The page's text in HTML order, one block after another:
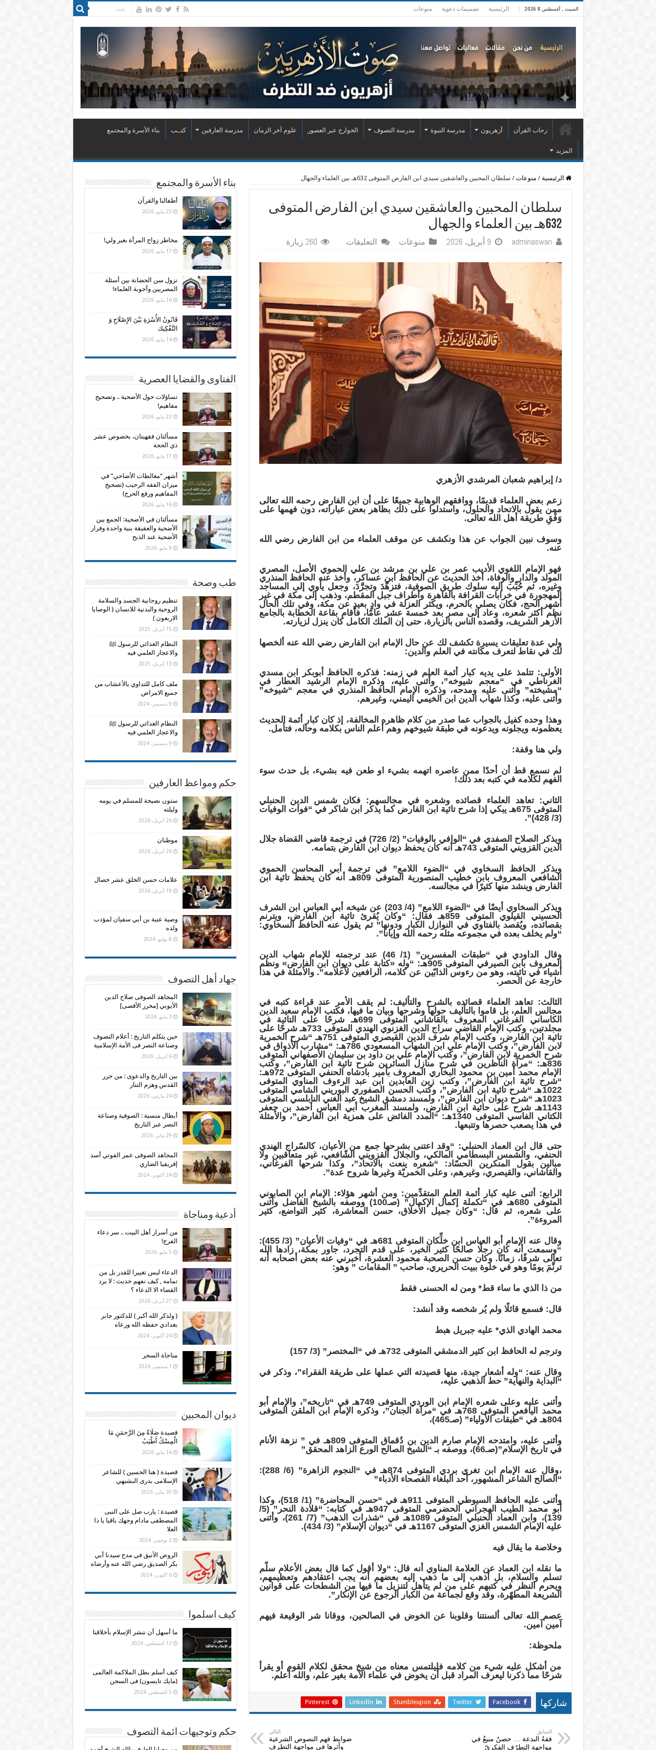
السبت , أغسطس 8 2026 الرئيسية تصميمات دعوية منوعات
رحاب القرآن أزهريون مدرسة النبوة مدرسة التصوف الخوارج عبر العصور علوم آخر الزمان مدرسة العارفين كتــب بناء الأسرة والمجتمع
المزيد
الرئيسية / منوعات / سلطان المحبين والعاشقين سيدي ابن الفارض المتوفى 632هـ بين العلماء والجهال
سلطان المحبين والعاشقين سيدي ابن الفارض المتوفى
632هـ بين العلماء والجهال
adminaswan 9 أبريل، 2026 منوعات التعليقات
المحبين
الفارض
المتوفى
632هـ
بين
العلماء
والجهال
مغلقة
260 زيارة
د/ إبراهيم شعبان المرشدي الأزهري
زعم بعض العلماء قديمًا، ووافقهم الوهابية جميعًا على أن ابن الفارض رحمه الله تعالى
ممن يقول بالاتحاد والحلول، واستدلوا على ذلك بظاهر بعض عباراته، دون فهمها على
وَفْقِ طريقة أهل الله تعالى.
وسوف نبين الجواب عن هذا ونكشف عن موقف العلماء من ابن الفارض رضي الله
عنه.
فهو الإمام اللغوي الأديب عمر بن علي بن مرشد بن علي الحموي الأصل، المصري
المولد والدار والوفاة، أخذ الحديث عن الحافظ ابن عساكر، وأخذ عنه الحافظ المنذري
وغيره، ثم حُبِّبَ إليه سلوك طريق الصوفية، فتزهَّدَ وتجرَّدَ، وجعل يأوي إلى المساجد
المهجورة في خرابات القرافة بالقاهرة وأطراف جبل المقطم، وذهب إلى مكة في غير
أشهر الحج، فكان يصلي بالحرم، ويكثر العزلة في وادٍ بعيدٍ عن مكة، وفي تلك الحال
نظم أكثر شعره، وعاد إلى مصر بعد خمسة عشر عامًا، فأقام بقاعة الخطابة بالجامع
الأزهر الشريف، وقصده الناس بالزيارة، حتى إن الملك الكامل كان ينزل لزيارته.
ولي عدة تعليقات يسيرة تكشف لك عن حال الإمام ابن الفارض رضي الله عنه ألخصها
لك في نقاط لتعرف مكانته في العلم والدين:
الأولى: تتلمذ على يديه كبار أئمة العلم في زمنه: فذكره الحافظ أبوبكر ابن مسدي
الغرناطي في “معجم شيوخه”، وأثنى عليه، وذكره الإمام الرشيد العطار في
“مشيخته” وأثنى عليه ومدحه، وذكره الإمام الحافظ المنذري في معجم “شيوخه”
وأثنى عليه، وكذا شهاب الدين ابن الخيمي اليمني، وغيرهم.
وهذا وحده كفيل بالجواب عما صدر من كلام ظاهره المخالفة، إذ كان كبار أئمة الحديث
يعظمونه ويجلونه ويدعونه في طبقة شيوخهم وهم أعلم الناس بكلامه وحاله، فتأمل.
ولي هنا وقفة:
لم نسمع قط أن أحدًا ممن عاصره اتهمه بشيء او طعن فيه بشيء، بل حدث سوء
الفهم لكلامه في كتبه بعد ذلك!
الثاني: تعاهد العلماء قصائده وشعره في مجالسهم: فكان شمس الدين الحنبلي
المتوفى 675هـ يبكي إذا شرح تائية ابن الفارض كما يذكر ابن شاكر في “فوات الوفيات
(3/ 428)”.
ويذكر الصلاح الصفدي في “الوافي بالوفيات” (2/ 726) في ترجمة قاضي القضاة جلال
الدين القزويني المتوفى 743هـ أنه كان يحفظ ديوان ابن الفارض بتمامه.
ويذكر الحافظ السخاوي في “الضوء اللامع” في ترجمة أبي المحاسن الحموي
الشافعي المعروف بابن خطيب المنصورية المتوفى 809هـ أنه كان يحفظ تائية ابن
الفارض وينشد منها كثيرًا في مجالسه.
ويذكر السخاوي أيضًا في “الضوء اللامع” (4/ 203) عن شيخه أبي العباس ابن الشرف
الحسيني القيلوي المتوفى 859هـ فقال: “وكان يُقرئ تائية ابن الفارض، ويترنم
بقصائده، ويُقصد بالفتاوي في النوازل الكبار ودونها” ثم يقول عنه الحافظ السخاوي:
“ولم يخلف بعده في مجموعه مثله رحمه الله وإيانا”.
وقال الداودي في “طبقات المفسرين” (1/ 46) عند ترجمته للإمام شهاب الدين
المعروف بابن الصيرفي المتوفى 905هـ: “وله «كتابة على ديوان ابن الفارض» ونظم
أشياء في تائيته، وهو من رءوس الذابّين عن كلامه، الرافعين لأعلامه”. والأمثلة في هذا
خارجة عن الحصر.
الثالث: تعاهد العلماء قصائده بالشرح والتأليف: لم يقف الأمر عند قراءة كتبه في
مجالس العلم، بل قاموا بالتأليف حولها وشرحها وبيان ما فيها، فكتب الإمام سعيد الدين
الكاساني الفرغاني المعروف بالقاشاني المتوفى 699هـ شرحًا على التائية في
مجلدتين، وكتب الإمام القاضي سراج الدين الغزنوي الهندي المتوفى 733هـ شرحًا على
تائية ابن الفارض، وكتب الإمام شرف الدين القيصري المتوفى 751هـ “شرح الخمرية
لابن الفارض”، وكتب الإمام علي ابن الشهاب المسعودي 786هـ: “مشارب الأذواق في
شرح الخمرية لابن الفارض”، وكتب الإمام علي بن داود بن سليمان الأصفهاني المتوفى
836هـ: “مرآة الناظرين في شرح منازل السائرين شرح تائية ابن الفارض”، وكتب
الإمام محمد أمين بن محمود البخاري المعروف بأمير بادشاه الحنفي المتوفى 972هـ:
“شرح تائية ابن الفارض”، وكتب زين العابدين ابن عبد الرءوف المناوي المتوفى
1022هـ “شرح تائية ابن الفارض”، وكتب الحسن الصفوري البوريني الشامي المتوفى
1023هـ “شرح ديوان ابن الفارض”، ولمسند دمشق الشيخ عبد الغني النابلسي المتوفى
1143هـ شرح على حائية ابن الفارض، ولمسند المغرب أبي العباس أحمد بن جعفر
الكتاني الفاسي المتوفى 1340هـ: “المدد الفائض على همزية ابن الفارض”، والأمثلة
في هذا يصعب حصرها وتتبعها.
حتى قال ابن العماد الحنبلي: “وقد اعتنى بشرحها جمع من الأعيان، كالسّراج الهندي
الحنفي، والشمس البسطامي المالكي، والجلال القزويني الشّافعي، غير متعاقبين ولا
مبالين بقول المنكرين الحسّاد: “شعره ينعت بالاتحاد”، وكذا شرحها الفرغاني،
والقاشاني، والقيصري، وغيرهم، وعلى الخمريّة وغيرها شروح عدة”.
الرابع: أثنى عليه كبار أئمة العلم المتقدِّمين: ومن أشهر هؤلاء: الإمام ابن الصابوني
المتوفى 680هـ في “تكملة إكمال الإكمال” (صـ100) ووصفه بالشيخ الفاضل وأثنى
على شعره، ثم قال: “وكان جميل الأخلاق، حسن المعاشرة، كثير التواضع، كثير
المروءة”.
وقال عنه الإمام أبو العباس ابن خلِّكان المتوفى 681هـ في “وفيات الأعيان” (3/ 455):
“وسمعت أنه كان رجلًا صالحًا كثير الخير، على قدم التجرد، جاور بمكة، زادها الله
تعالى شرفًا، زمانًا. وكان حسن الصحبة محمود العشرة، أخبرني عنه بعض أصحابه أنه
ترنَّمَ يومًا وهو في خلوة ببيت الحريري، صاحب ” المقامات ” وهو:
من ذا الذي ما ساء قط* ومن له الحسنى فقط
قال: فسمع قائلًا ولم يُر شخصه وقد أنشد:
محمد الهادي الذي* عليه جبريل هبط
وترجم له الحافظ ابن كثير الدمشقي المتوفى 732هـ في “المختصر” (3/ 157)
وقال عنه: “وله أشعار جيدة، منها قصيدته التي عملها على طريقة الفقراء”، وذكر في
“البداية والنهاية” حط الذهبي عليه،
وأثنى عليه وعلى شعره الإمام ابن الوردي المتوفى 749هـ في “تاريخه”، والإمام أبو
محمد اليافعي المتوفى 768هـ في “مرآة الجنان”، وذكره الإمام ابن الملقن المتوفى
804هـ في “طبقات الأولياء” (صـ465)،
وأثنى عليه، وامتدحه الإمام صارم الدين بن دُقماق المتوفى 809هـ في ” نزهة الأنام
في تاريخ الإسلام”(صـ66)، ووصفه بـ “الشيخ الصالح الورع الزاهد المحقق”
،وقال عنه الإمام ابن تغري بردي المتوفى 874هـ في “النجوم الزاهرة” (6/ 288):
“الصالح الشاعر المشهور، أحد البلغاء الفصحاء الأدباء”
وأثنى عليه الحافظ السيوطي المتوفى 911هـ في “حسن المحاضرة” (1/ 518)، وكذا
أبو محمد الطيب الهجراني الحضرمي المتوفى 947هـ في كتابه: “قلادة النحر” (5/
139)، وابن العماد الحنبلي المتوفى 1089هـ في “شذرات الذهب” (7/ 261)، وأثنى
عليه الإمام الشمس الغزي المتوفى 1167هـ في “ديوان الإسلام” (3/ 434).
وخلاصة ما يقال فيه
ما نقله ابن العماد عن العلامة المناوي أنه قال: “ولا أقول كما قال بعض الأعلام سلّم
تسلم والسلام، بل أذهب إلى ما ذهب إليه بعضهم أنه يجب اعتقادهم وتعظيمهم،
ويحرم النظر في كتبهم على من لم يتأهل لتنزيل ما فيها من الشطحات على قوانين
الشريعة المطهّرة، وقد وقع لجماعة من الكبار الرجوع عن الإنكار”.
عصم الله تعالى ألسنتنا وقلوبنا عن الخوض في الصالحين، ووقانا شر الوقيعة فيهم
آمين آمين.
ملحوظة:
من أشكل عليه شيء من كلامه فليلتمس معناه من شيخ محقق لكلام القوم أو يقرأ
شرحًا مما ذكرنا ليعرف المراد قبل أن يخوض في علماء الأمة بغير علم، والله أعلم.
شاركها Facebook
Twitter
Stumbleupon
LinkedIn
Pinterest
السابق
فقهُ البدعة … حصنٌ منيعٌ في
مواجهةِ التطرّفِ الفكريّ
التالي
ضوابط فهم النصوص الشرعية
وأثرها فى مواجهة التطرف
بناء الأسرة والمجتمع
أطفالنا والقرآن
22 مايو، 2026
مخاطر زواج المرأة بغير ولي!
17 مايو، 2026
نزول سن الحضانة بين أسئلة
المصريين وأجوبة العلماء!
16 مايو، 2026
قَانُونُ الأُسْرَةِ بَيْنَ الإِصْلَاحِ وَ
التَّفْكِيك
14 مايو، 2026
الفتاوى والقضايا العصرية
تساؤلات حول الأضحية .. وتصحيح
مفاهيم!
22 مايو، 2026
مسألتان فقهيتان، بخصوص عشر
ذي الحجة
17 مايو، 2026
أشهر “مغالطات الأضاحي” في
ميزان الفقه الرحيب (تصحيح
المفاهيم ورفع الحرج)
16 مايو، 2026
مسألتان في الأضحية: الجمع بين
الأضحية والعقيقة بنية واحدة وفرار
الأضحية عند الذبح
9 مايو، 2026
طب وصحة
تنظيم روحانية الجسد والسلامة
الروحية والبدنية للانسان ( الوصايا
الاربعون )
15 أبريل، 2025
النظام الغذائي للرسول ﷺ
والاعجاز العلمي فيه
13 أبريل، 2025
ملف كامل للتداوي بالأعشاب من
جميع الامراض
9 ديسمبر، 2024
النظام الغذائي للرسول ﷺ
والاعجاز العلمي فيه
9 ديسمبر، 2024
حكم ومواعظ العارفين
ستون نصيحة للمسلم في يومه
وليلته
26 أبريل، 2026
موطنان
26 أبريل، 2026
علامات حسن الخلق عشر خصال
19 أبريل، 2026
وصية عتبة بن أبي سفيان لمؤدب
ولده
8 يوليو، 2024
جهاد أهل التصوف
المجاهد الصوفى صلاح الدين
الأيوبي [محرر الأقصى]
3 مايو، 2026
حين يتكلم التاريخ : أعلام التصوف
وصناعة النصر فى الأمة الإسلامية
6 أبريل، 2026
بين التاريخ والدعوى : من حرر
القدس وهزم التتار
24 مارس، 2026
أبطال منسية : الصوفية وصناعة
النصر عبر التاريخ
29 يناير، 2026
المجاهد الصوفى عمر الفوتي أسد
إفريقيا الضاري
24 أكتوبر، 2024
أدعية ومناجاة
من أسرار أهل البيت .. سر دعاء
الفرج!
5 مايو، 2026
الدعاء ليس تغييرا للقدر بل من
تمامه , كيف نفهم حديث : لا يرد
القضاء الا الدعاء ؟
27 أبريل، 2026
( ولذكر الله أكبر ) للدكتور جابر
بغدادي حفظه الله ورعاه
24 أكتوبر، 2024
مناجاة السحر
1 سبتمبر، 2024
ديوان المحبين
قصيدة صَلَاةٌ مِنَ الرَّحمَنِ مَا
الْمِسْكُ أَطْيَبُ
16 مايو، 2026
قصيدة ( هنا الحسين ) للشاعر
الإسلامى بدرى البشيهي
30 يناير، 2026
قصيدة : يارب صل على النبى
المصطفى مادام وجهك باقيا يا ذا
العلا
2 نوفمبر، 2024
الروض الأنيق في مدح سيدنا أبي
بكر الصديق رضي الله عنه وأرضاه
6 أكتوبر، 2024
كيف اسلموا
ما أسهل أن ننشر الإسلام بأخلاقنا
12 أغسطس، 2024
كيف أسلم بطل الملاكمة العالمى
(مايك تايسون) فى السجن
5 أغسطس، 2024
حكم وتوجيهات ائمة التصوف